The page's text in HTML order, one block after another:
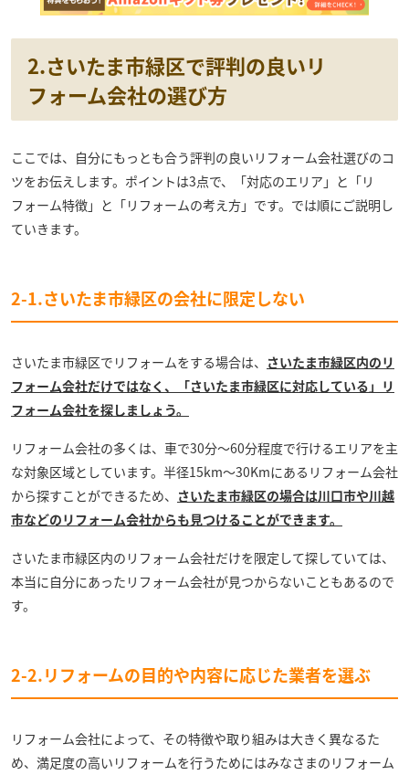
2.さいたま市緑区で評判の良いリ
フォーム会社の選び方
ここでは、自分にもっとも合う評判の良いリフォーム会社選びのコ
ツをお伝えします。ポイントは3点で、「対応のエリア」と「リ
フォーム特徴」と「リフォームの考え方」です。では順にご説明し
ていきます。
2-1.さいたま市緑区の会社に限定しない
さいたま市緑区でリフォームをする場合は、 さいたま市緑区内のリ
フォーム会社だけではなく、「さいたま市緑区に対応している」リ
フォーム会社を探しましょう。
リフォーム会社の多くは、車で30分～60分程度で行けるエリアを主
な対象区域としています。半径15km～30Kmにあるリフォーム会社
から探すことができるため、 さいたま市緑区の場合は川口市や川越
市などのリフォーム会社からも見つけることができます。
さいたま市緑区内のリフォーム会社だけを限定して探していては、
本当に自分にあったリフォーム会社が見つからないこともあるので
す。
2-2.リフォームの目的や内容に応じた業者を選ぶ
リフォーム会社によって、その特徴や取り組みは大きく異なるた
め、満足度の高いリフォームを行うためにはみなさまのリフォーム